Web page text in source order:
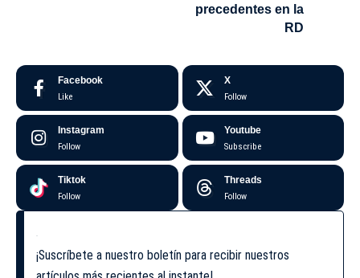
precedentes en la
RD
Facebook
Like
X
Follow
Instagram
Follow
Youtube
Subscribe
Tiktok
Follow
Threads
Follow
¡Suscríbete a nuestro boletín para recibir nuestros